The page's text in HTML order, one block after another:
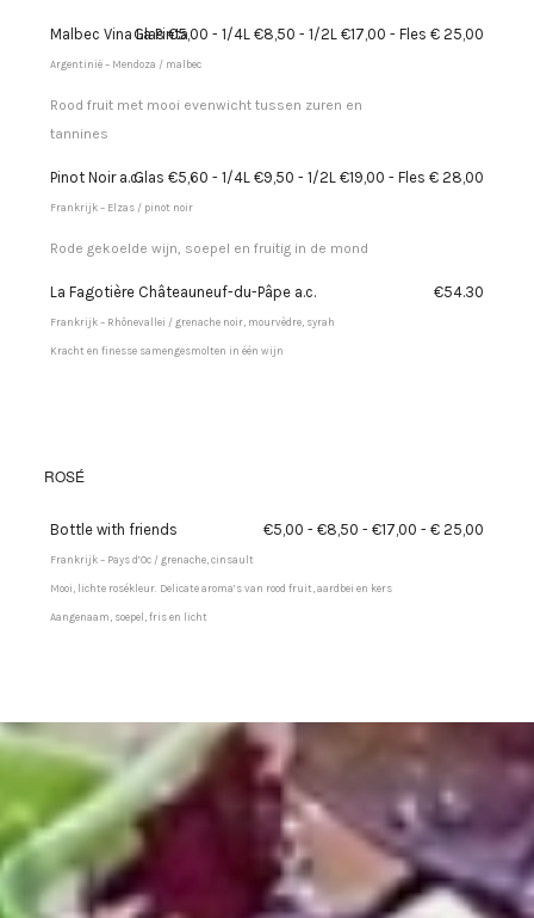
Malbec Vina La PintaGlas €5,00 - 1/4L €8,50 - 1/2L €17,00 - Fles € 25,00
Argentinië – Mendoza / malbec
Rood fruit met mooi evenwicht tussen zuren en
tannines
Pinot Noir a.c.Glas €5,60 - 1/4L €9,50 - 1/2L €19,00 - Fles € 28,00
Frankrijk – Elzas / pinot noir
Rode gekoelde wijn, soepel en fruitig in de mond
La Fagotière Châteauneuf-du-Pâpe a.c. €54.30
Frankrijk – Rhônevallei / grenache noir, mourvèdre, syrah
Kracht en finesse samengesmolten in één wijn
ROSÉ
Bottle with friends €5,00 - €8,50 - €17,00 - € 25,00
Frankrijk – Pays d’Oc / grenache, cinsault
Mooi, lichte rosékleur. Delicate aroma’s van rood fruit, aardbei en kers
Aangenaam, soepel, fris en licht